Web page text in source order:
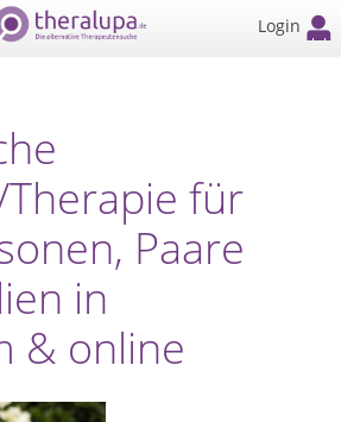
Login
für
Paare
in
& online